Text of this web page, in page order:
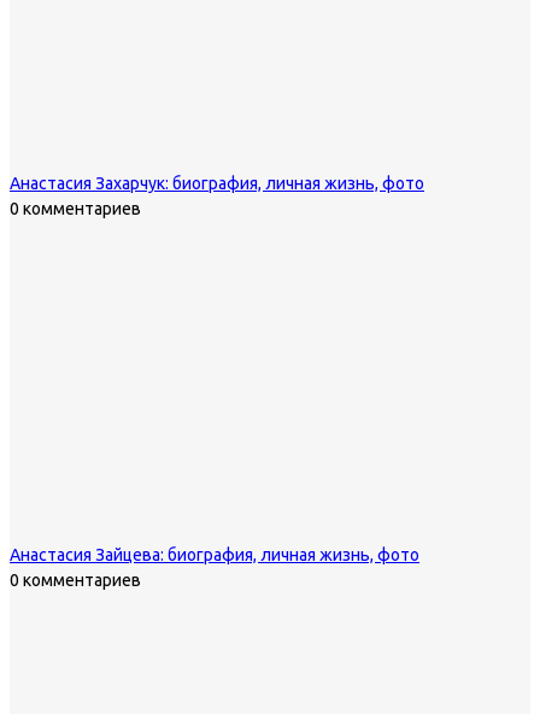
Анастасия Захарчук: биография, личная жизнь, фото
0 комментариев
Анастасия Зайцева: биография, личная жизнь, фото
0 комментариев